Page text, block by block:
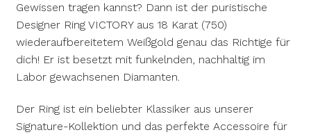
Gewissen tragen kannst? Dann ist der puristische
Designer Ring VICTORY aus 18 Karat (750)
wiederaufbereitetem Weißgold genau das Richtige für
dich! Er ist besetzt mit funkelnden, nachhaltig im
Labor gewachsenen Diamanten.
Der Ring ist ein beliebter Klassiker aus unserer
Signature-Kollektion und das perfekte Accessoire für